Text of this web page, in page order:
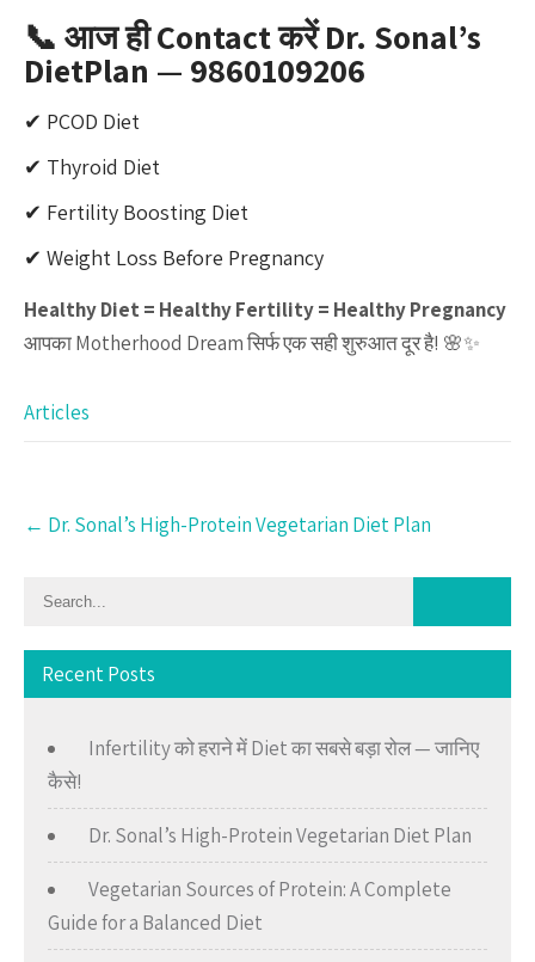
📞 आज ही Contact करें Dr. Sonal’s
DietPlan — 9860109206
✔ PCOD Diet
✔ Thyroid Diet
✔ Fertility Boosting Diet
✔ Weight Loss Before Pregnancy
Healthy Diet = Healthy Fertility = Healthy Pregnancy
आपका Motherhood Dream सिर्फ एक सही शुरुआत दूर है! 🌸✨
Articles
navigation
← Dr. Sonal’s High-Protein Vegetarian Diet Plan
Recent Posts
Infertility को हराने में Diet का सबसे बड़ा रोल — जानिए
कैसे!
Dr. Sonal’s High-Protein Vegetarian Diet Plan
Vegetarian Sources of Protein: A Complete
Guide for a Balanced Diet